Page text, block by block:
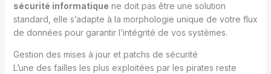
sécurité informatique ne doit pas être une solution
standard, elle s’adapte à la morphologie unique de votre flux
de données pour garantir l’intégrité de vos systèmes.
Gestion des mises à jour et patchs de sécurité
L’une des failles les plus exploitées par les pirates reste